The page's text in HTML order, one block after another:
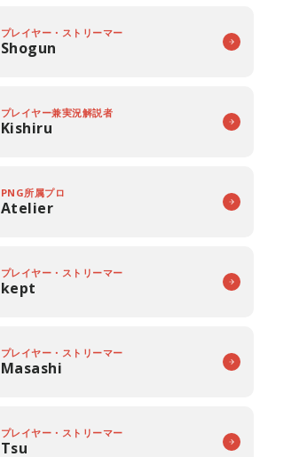
プレイヤー・ストリーマー
Shogun
プレイヤー兼実況解説者
Kishiru
PNG所属プロ
Atelier
プレイヤー・ストリーマー
kept
プレイヤー・ストリーマー
Masashi
プレイヤー・ストリーマー
Tsu